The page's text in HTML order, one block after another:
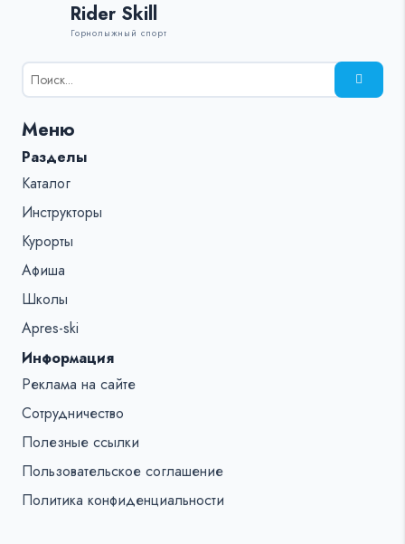
Rider Skill
Горнолыжный спорт
Результаты
поиска
%s:
Меню
Разделы
Каталог
Инструкторы
Курорты
Афиша
Школы
Apres-ski
Информация
Реклама на сайте
Сотрудничество
Полезные ссылки
Пользовательское соглашение
Политика конфиденциальности